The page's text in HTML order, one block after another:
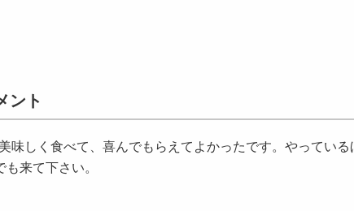
ント
味しく食べて、喜んでもらえてよかったです。やっている
来て下さい。